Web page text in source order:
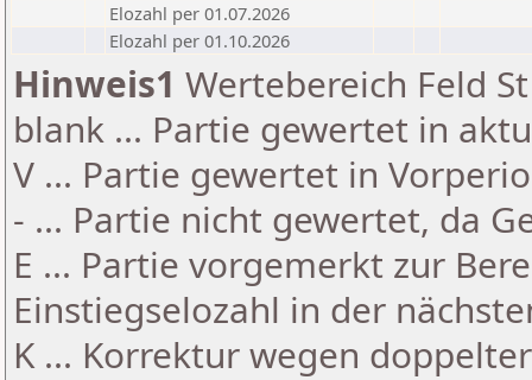
Elozahl per 01.07.2026
Elozahl per 01.10.2026
Hinweis1 Wertebereich Feld
blank ... Partie gewertet in
V ... Partie gewertet in
- ... Partie nicht gewertet, da
E ... Partie vorgemerkt zur
Einstiegselozahl in der
K ... Korrektur wegen